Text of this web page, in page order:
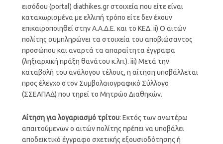
εισόδου (portal) diathikes.gr στοιχεία που είτε είναι
καταχωρισμένα με ελλιπή τρόπο είτε δεν έχουν
επικαιροποιηθεί στην Α.Α.Δ.Ε. και το ΚΕΔ. ii) Ο αιτών
πολίτης συμπληρώνει τα στοιχεία του αποβιώσαντος
προσώπου και αναρτά τα απαραίτητα έγγραφα
(ληξιαρχική πράξη θανάτου κ.λπ.). iii) Μετά την
καταβολή του ανάλογου τέλους, η αίτηση υποβάλλεται
προς έλεγχο στον Συμβολαιογραφικό Σύλλογο
(ΣΣΕΑΠΑΔ) που τηρεί το Μητρώο Διαθηκών.
Αίτηση για λογαριασμό τρίτου: Εκτός των ανωτέρω
απαιτούμενων ο αιτών πολίτης πρέπει να υποβάλει
αποδεικτικό έγγραφο σχετικής εξουσιοδότησης ή